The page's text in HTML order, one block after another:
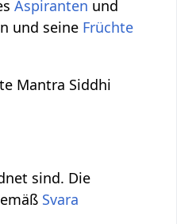
Aspiranten und
und seine Früchte
Mantra Siddhi
sind. Die
Svara